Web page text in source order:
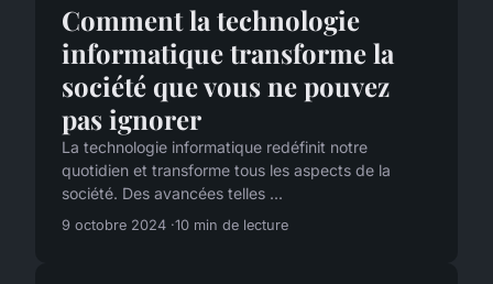
Comment la technologie
informatique transforme la
société que vous ne pouvez
pas ignorer
La technologie informatique redéfinit notre
quotidien et transforme tous les aspects de la
société. Des avancées telles ...
9 octobre 2024 10 min de lecture